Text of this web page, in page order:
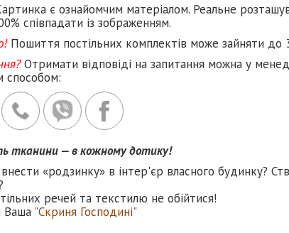
є ознайомчим матеріалом. Реальне
співпадати із зображенням.
Пошиття постільних комплектів може зайняти до
Отримати відповіді на запитання можна у
способом:
тканини — в кожному дотику!
«родзинку» в інтер'єр власного будинку?
речей та текстилю не обійтися!
Ваша "Скриня Господині"